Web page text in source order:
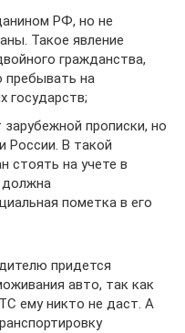
РФ, но не
Такое явление
гражданства,
пребывать на
государств;
прописки, но
России. В такой
стоять на учете в
должна
пометка в его
придется
авто, так как
ему никто не даст. А